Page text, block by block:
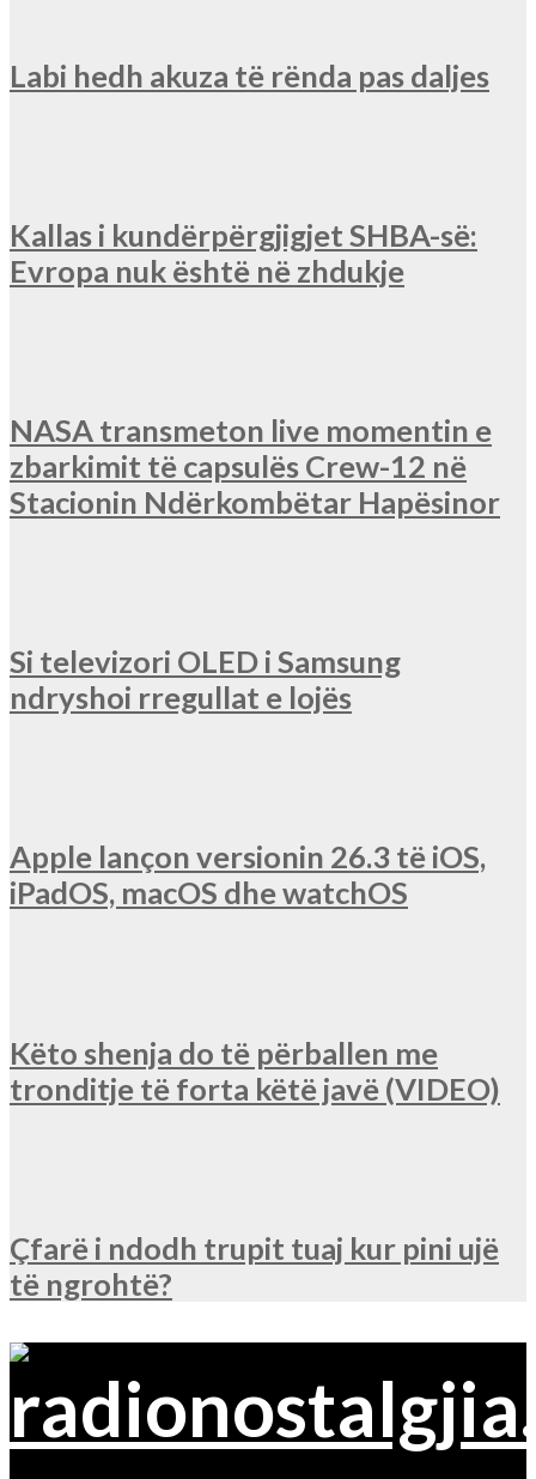
Labi hedh akuza të rënda pas daljes
Kallas i kundërpërgjigjet SHBA-së:
Evropa nuk është në zhdukje
NASA transmeton live momentin e
zbarkimit të capsulës Crew-12 në
Stacionin Ndërkombëtar Hapësinor
Si televizori OLED i Samsung
ndryshoi rregullat e lojës
Apple lançon versionin 26.3 të iOS,
iPadOS, macOS dhe watchOS
Këto shenja do të përballen me
tronditje të forta këtë javë (VIDEO)
Çfarë i ndodh trupit tuaj kur pini ujë
të ngrohtë?